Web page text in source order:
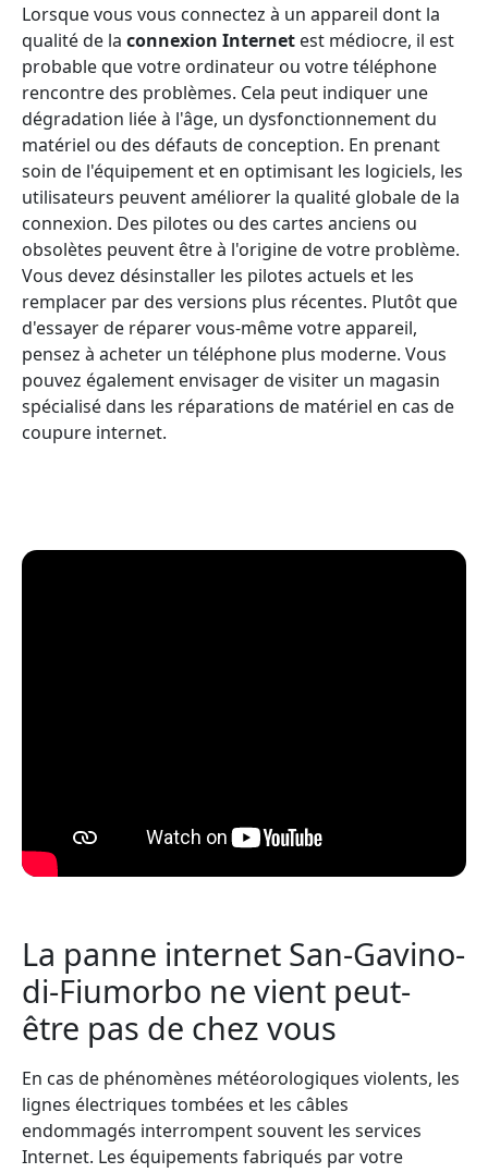
Lorsque vous vous connectez à un appareil dont la
qualité de la connexion Internet est médiocre, il est
probable que votre ordinateur ou votre téléphone
rencontre des problèmes. Cela peut indiquer une
dégradation liée à l'âge, un dysfonctionnement du
matériel ou des défauts de conception. En prenant
soin de l'équipement et en optimisant les logiciels, les
utilisateurs peuvent améliorer la qualité globale de la
connexion. Des pilotes ou des cartes anciens ou
obsolètes peuvent être à l'origine de votre problème.
Vous devez désinstaller les pilotes actuels et les
remplacer par des versions plus récentes. Plutôt que
d'essayer de réparer vous-même votre appareil,
pensez à acheter un téléphone plus moderne. Vous
pouvez également envisager de visiter un magasin
spécialisé dans les réparations de matériel en cas de
coupure internet.
La panne internet San-Gavino-
di-Fiumorbo ne vient peut-
être pas de chez vous
En cas de phénomènes météorologiques violents, les
lignes électriques tombées et les câbles
endommagés interrompent souvent les services
Internet. Les équipements fabriqués par votre